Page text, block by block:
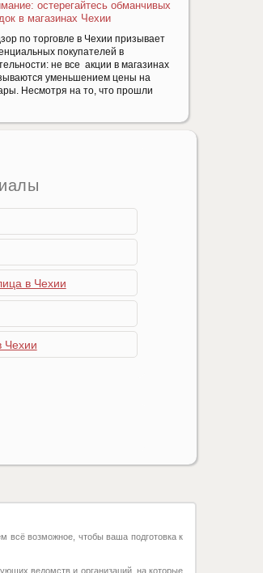
остерегайтесь обманчивых
в магазинах Чехии
по торговле в Чехии призывает
покупателей в
не все акции в магазинах
уменьшением цены на
Несмотря на то, что прошли
в Чехии
Чехии
всё возможное, чтобы ваша подготовка к
ведомств и организаций, на которые